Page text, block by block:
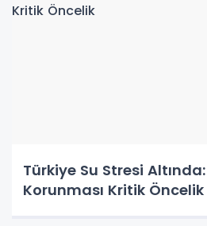
Türkiye Su Stresi
Korunması Kritik Öncelik